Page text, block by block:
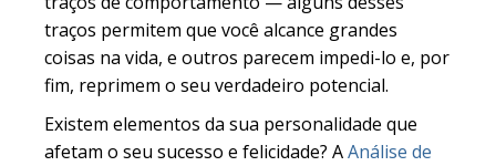
traços permitem que você alcance grandes
coisas na vida, e outros parecem impedi-lo e, por
fim, reprimem o seu verdadeiro potencial.
Existem elementos da sua personalidade que
afetam o seu sucesso e felicidade? AAnálise de